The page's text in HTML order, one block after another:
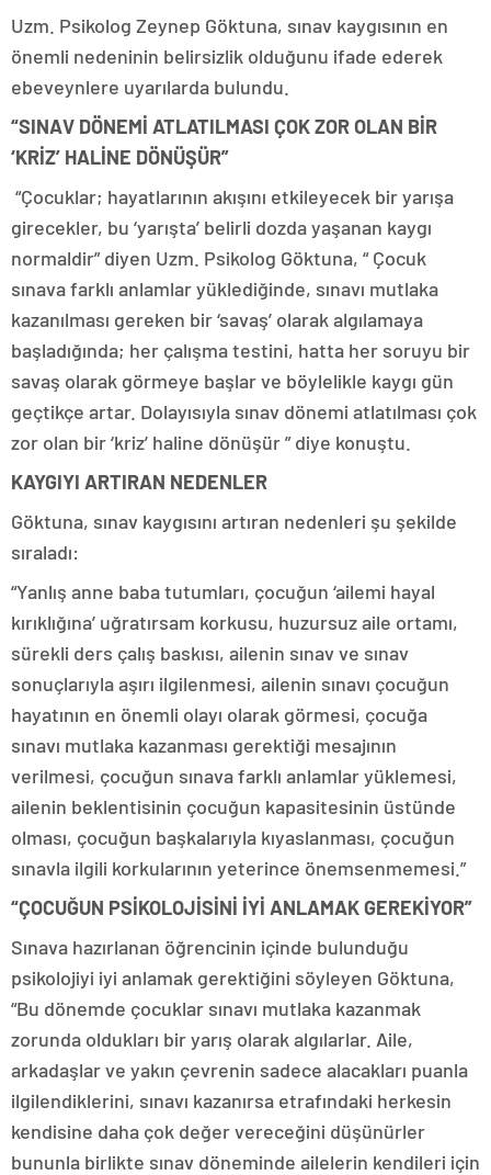
Uzm. Psikolog Zeynep Göktuna, sınav kaygısının en
önemli nedeninin belirsizlik olduğunu ifade ederek
ebeveynlere uyarılarda bulundu.
“SINAV DÖNEMİ ATLATILMASI ÇOK ZOR OLAN BİR
‘KRİZ’ HALİNE DÖNÜŞÜR”
“Çocuklar; hayatlarının akışını etkileyecek bir yarışa
girecekler, bu ‘yarışta’ belirli dozda yaşanan kaygı
normaldir” diyen Uzm. Psikolog Göktuna, “ Çocuk
sınava farklı anlamlar yüklediğinde, sınavı mutlaka
kazanılması gereken bir ‘savaş’ olarak algılamaya
başladığında; her çalışma testini, hatta her soruyu bir
savaş olarak görmeye başlar ve böylelikle kaygı gün
geçtikçe artar. Dolayısıyla sınav dönemi atlatılması çok
zor olan bir ‘kriz’ haline dönüşür ” diye konuştu.
KAYGIYI ARTIRAN NEDENLER
Göktuna, sınav kaygısını artıran nedenleri şu şekilde
sıraladı:
“Yanlış anne baba tutumları, çocuğun ‘ailemi hayal
kırıklığına’ uğratırsam korkusu, huzursuz aile ortamı,
sürekli ders çalış baskısı, ailenin sınav ve sınav
sonuçlarıyla aşırı ilgilenmesi, ailenin sınavı çocuğun
hayatının en önemli olayı olarak görmesi, çocuğa
sınavı mutlaka kazanması gerektiği mesajının
verilmesi, çocuğun sınava farklı anlamlar yüklemesi,
ailenin beklentisinin çocuğun kapasitesinin üstünde
olması, çocuğun başkalarıyla kıyaslanması, çocuğun
sınavla ilgili korkularının yeterince önemsenmemesi.”
“ÇOCUĞUN PSİKOLOJİSİNİ İYİ ANLAMAK GEREKİYOR”
Sınava hazırlanan öğrencinin içinde bulunduğu
psikolojiyi iyi anlamak gerektiğini söyleyen Göktuna,
“Bu dönemde çocuklar sınavı mutlaka kazanmak
zorunda oldukları bir yarış olarak algılarlar. Aile,
arkadaşlar ve yakın çevrenin sadece alacakları puanla
ilgilendiklerini, sınavı kazanırsa etrafındaki herkesin
kendisine daha çok değer vereceğini düşünürler
bununla birlikte sınav döneminde ailelerin kendileri için